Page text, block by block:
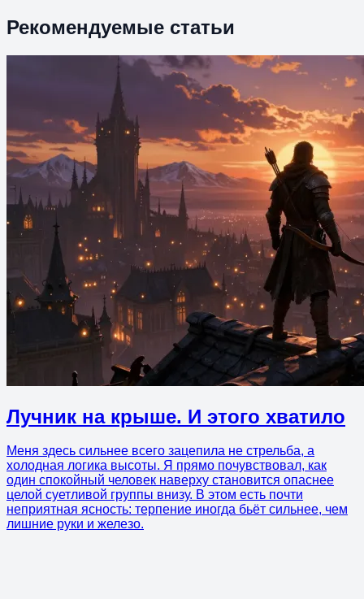
Рекомендуемые статьи
Лучник на крыше. И этого хватило
Меня здесь сильнее всего зацепила не стрельба, а
холодная логика высоты. Я прямо почувствовал, как
один спокойный человек наверху становится опаснее
целой суетливой группы внизу. В этом есть почти
неприятная ясность: терпение иногда бьёт сильнее, чем
лишние руки и железо.